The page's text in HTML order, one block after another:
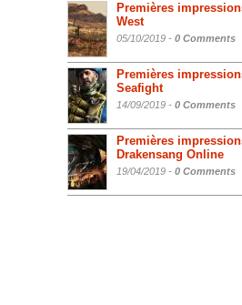
Premières
West
05/10/2019 - 0 Comments
Premières
Seafight
14/09/2019 - 0 Comments
Premières
Drakensang Online
19/04/2019 - 0 Comments